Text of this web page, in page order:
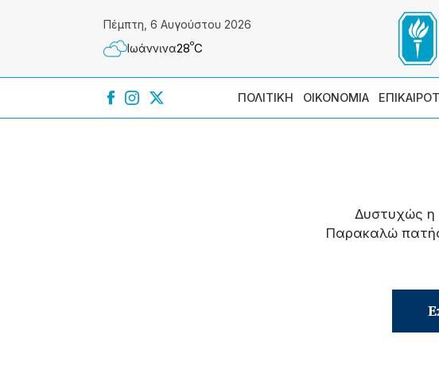
Πέμπτη, 6 Αυγούστου 2026
Ιωάννɩνα28ºC
ΠΟΛΙΤΙΚΗ ΟΙΚΟΝΟΜΙΑ
Δυστυχώς η
Παρακαλώ